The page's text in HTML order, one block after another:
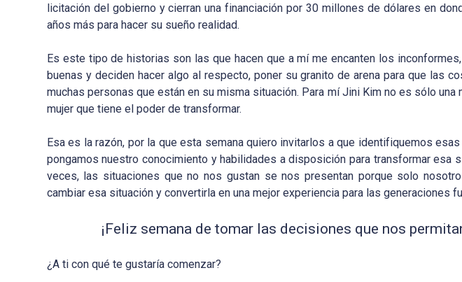
licitación del gobierno y cierran una financiación por 30 millones de dólares en
años más para hacer su sueño realidad.
Es este tipo de historias son las que hacen que a mí me encanten los
buenas y deciden hacer algo al respecto, poner su granito de arena para que las
muchas personas que están en su misma situación. Para mí Jini Kim no es sólo
mujer que tiene el poder de transformar.
Esa es la razón, por la que esta semana quiero invitarlos a que identifiquemos
pongamos nuestro conocimiento y habilidades a disposición para transformar esa
veces, las situaciones que no nos gustan se nos presentan porque solo
cambiar esa situación y convertirla en una mejor experiencia para las generaciones
¡Feliz semana de tomar las decisiones que nos
¿A ti con qué te gustaría comenzar?